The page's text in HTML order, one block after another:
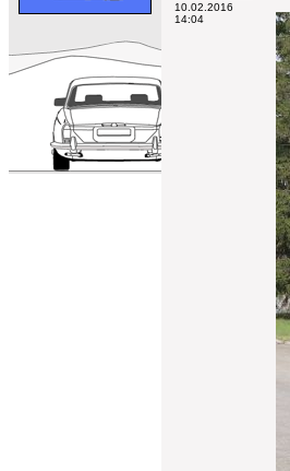
10.02.2016
14:04